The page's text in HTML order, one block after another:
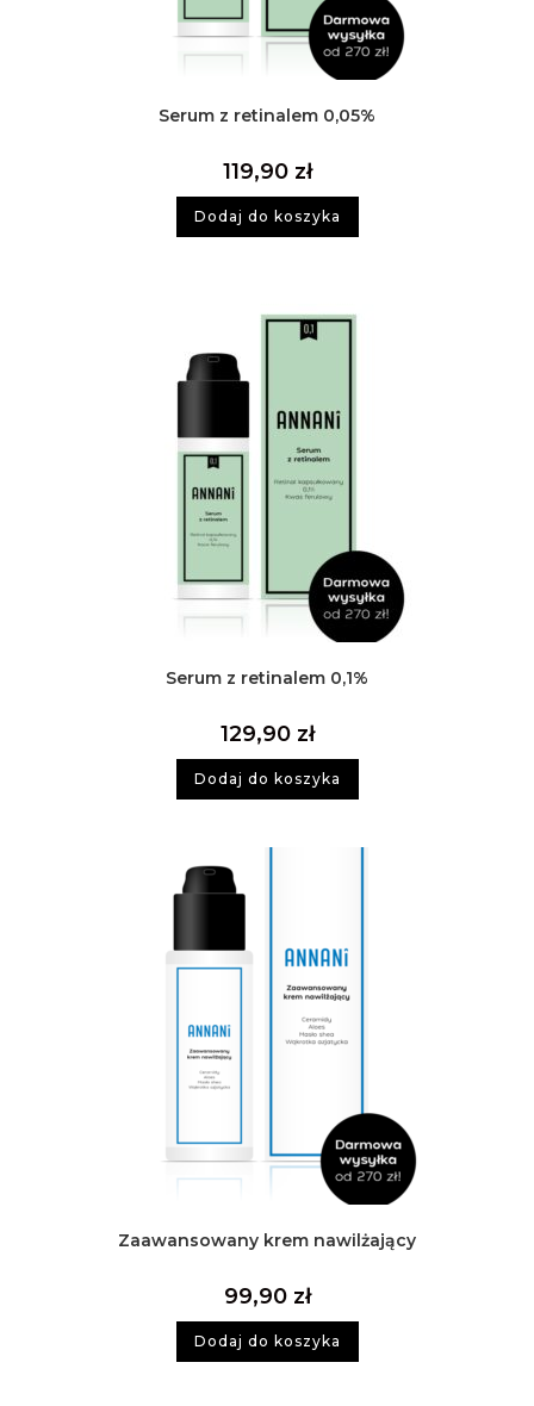
Serum z retinalem 0,05%
119,90 zł
Dodaj do koszyka
Serum z retinalem 0,1%
129,90 zł
Dodaj do koszyka
Zaawansowany krem nawilżający
99,90 zł
Dodaj do koszyka